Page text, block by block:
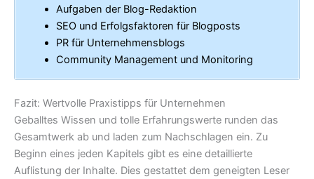
Aufgaben der Blog-Redaktion
SEO und Erfolgsfaktoren für Blogposts
PR für Unternehmensblogs
Community Management und Monitoring
Fazit: Wertvolle Praxistipps für Unternehmen
Geballtes Wissen und tolle Erfahrungswerte runden das
Gesamtwerk ab und laden zum Nachschlagen ein. Zu
Beginn eines jeden Kapitels gibt es eine detaillierte
Auflistung der Inhalte. Dies gestattet dem geneigten Leser